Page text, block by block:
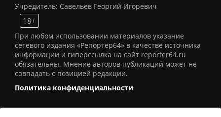
Учредитель: Савельев Георгий Игоревич
18+
При любом использовании материалов указание
сетевого издания «Репортер64» в качестве источника
информации и гиперссылка на сайт reporter64.ru
обязательны. Мнение авторов публикаций может не
совпадать с позицией редакции.
Политика конфиденциальности